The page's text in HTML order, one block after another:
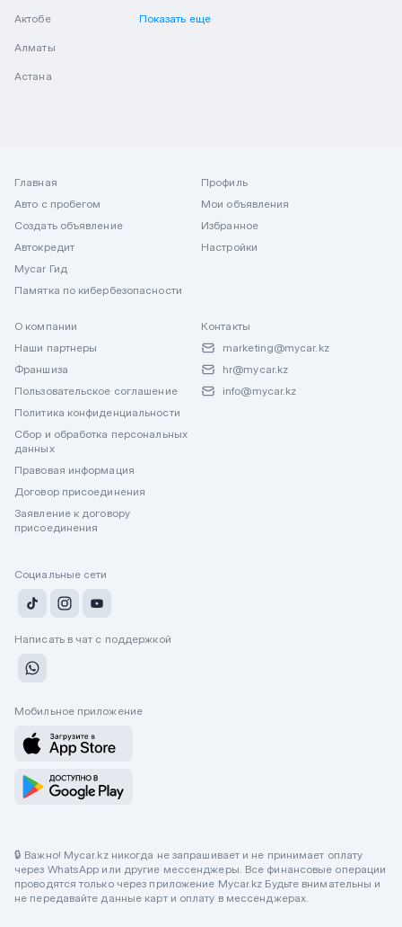
Актобе
Алматы
Астана
Показать еще
Главная
Авто с пробегом
Создать объявление
Автокредит
Mycar Гид
Памятка по кибербезопасности
Профиль
Мои объявления
Избранное
Настройки
О компании
Наши партнеры
Франшиза
Пользовательское соглашение
Политика конфиденциальности
Сбор и обработка персональных
данных
Правовая информация
Договор присоединения
Заявление к договору
присоединения
Контакты
marketing@mycar.kz
hr@mycar.kz
info@mycar.kz
Социальные сети
Написать в чат с поддержкой
Мобильное приложение
🔒 Важно! Mycar.kz никогда не запрашивает и не принимает оплату
через WhatsApp или другие мессенджеры. Все финансовые операции
проводятся только через приложение Mycar.kz Будьте внимательны и
не передавайте данные карт и оплату в мессенджерах.